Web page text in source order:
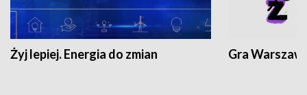
Żyj lepiej. Energia do zmian Gra